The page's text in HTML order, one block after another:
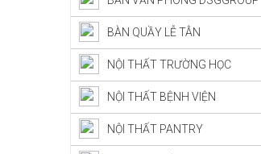
BÀN QUẦY LỄ TÂN
NỘI THẤT TRƯỜNG HỌC
NỘI THẤT BỆNH VIỆN
NỘI THẤT PANTRY